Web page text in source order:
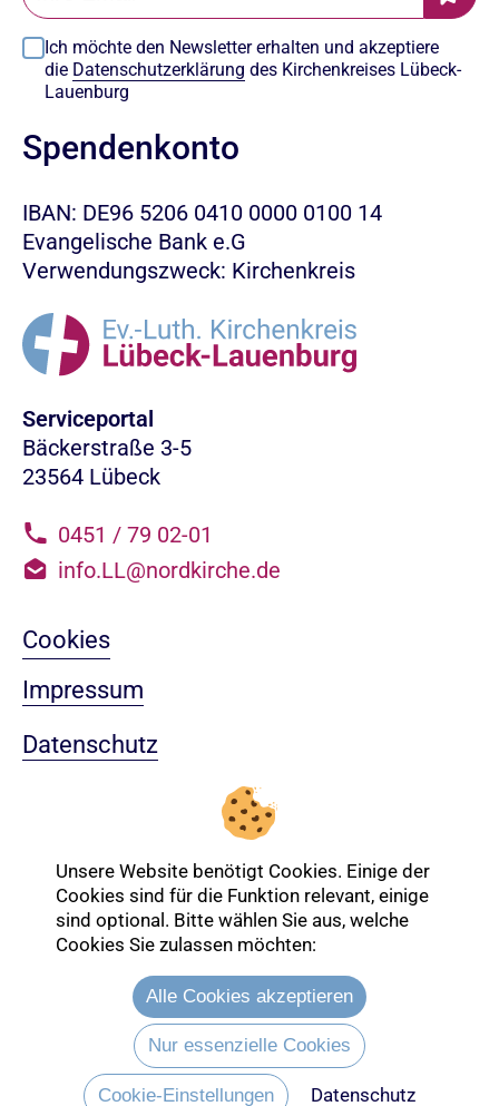
Ich möchte den Newsletter erhalten und akzeptiere
die Datenschutzerklärung des Kirchenkreises Lübeck-
Lauenburg
Spendenkonto
IBAN: DE96 5206 0410 0000 0100 14
Evangelische Bank e.G
Verwendungszweck: Kirchenkreis
Serviceportal
Bäckerstraße 3-5
23564 Lübeck
0451 / 79 02-01
info.LL@nordkirche.de
Cookies
Impressum
Datenschutz
Nach oben
Login-Bereich
Unsere Website benötigt Cookies. Einige der
Cookies sind für die Funktion relevant, einige
sind optional. Bitte wählen Sie aus, welche
Cookies Sie zulassen möchten:
Alle Cookies akzeptieren
Nur essenzielle Cookies
Cookie-Einstellungen Datenschutz